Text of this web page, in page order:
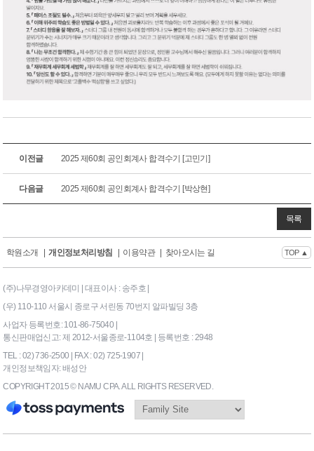
이전글 2025 제60회 공인회계사 합격수기 [고민기]
다음글 2025 제60회 공인회계사 합격수기 [박상현]
목록
학원소개 개인정보처리방침 이용약관 찾아오시는 길 TOP ▲
(주)나무경영아카데미 | 대표이사 : 송주호 |
(우) 110-110 서울시 종로구 서린동 70번지 알파빌딩 3층
사업자 등록번호: 101-86-75040 |
통신판매업신고: 제 2012-서울종로-1104호 | 등록번호 : 2948
TEL : 02) 736-2500 | FAX : 02) 725-1907 |
개인정보책임자: 배성안
COPYRIGHT 2015 © NAMU CPA. ALL RIGHTS RESERVED.169|End Timer : 0.09375